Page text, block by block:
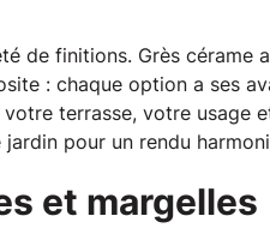
de finitions. Grès cérame
: chaque option a ses
terrasse, votre usage
pour un rendu
et margelles